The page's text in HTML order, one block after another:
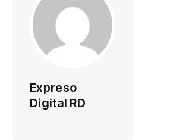
Expreso
Digital RD